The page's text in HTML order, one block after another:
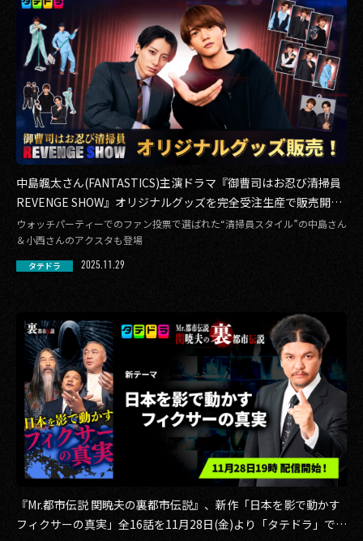
中島颯太さん(FANTASTICS)主演ドラマ『御曹司はお忍び清掃員
REVENGE SHOW』オリジナルグッズを完全受注生産で販売開
始！
ウォッチパーティーでのファン投票で選ばれた“清掃員スタイル”の中島さん
＆小西さんのアクスタも登場
タテドラ 2025.11.29
『Mr.都市伝説 関暁夫の裏都市伝説』、新作「日本を影で動かす
フィクサーの真実」全16話を11月28日(金)より「タテドラ」で配